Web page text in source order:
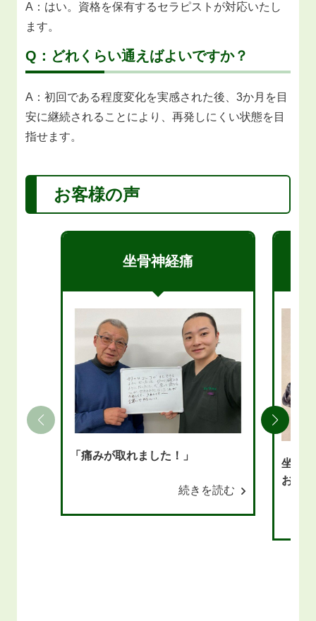
A：はい。資格を保有するセラピストが対応いたし
ます。
Q：どれくらい通えばよいですか？
A：初回である程度変化を実感された後、3か月を目
安に継続されることにより、再発しにくい状態を目
指せます。
お客様の声
坐骨神経痛
「痛みが取れました！」
続きを読む
坐骨
お尻